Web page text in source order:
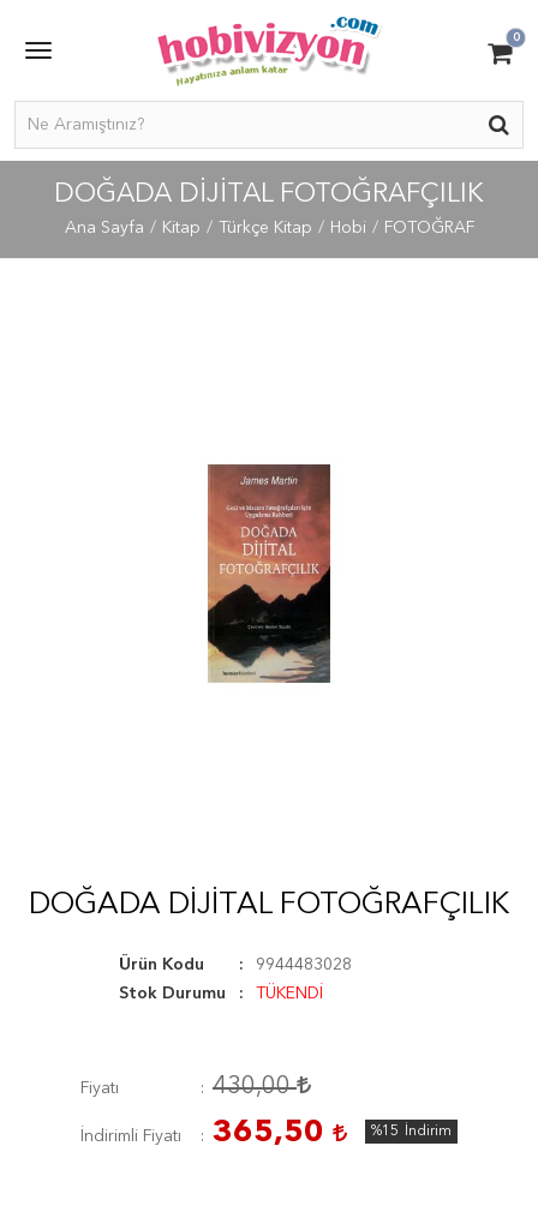
0
DOĞADA DIJITAL FOTOĞRAFÇILIK
Ana Sayfa Kitap Türkçe Kitap Hobi FOTOĞRAF
DOĞADA DIJITAL FOTOĞRAFÇILIK
Ürün Kodu
9944483028
Stok Durumu
TÜKENDİ
Fiyatı 430,00
İndirimli Fiyatı 365,50 %15 İndirim